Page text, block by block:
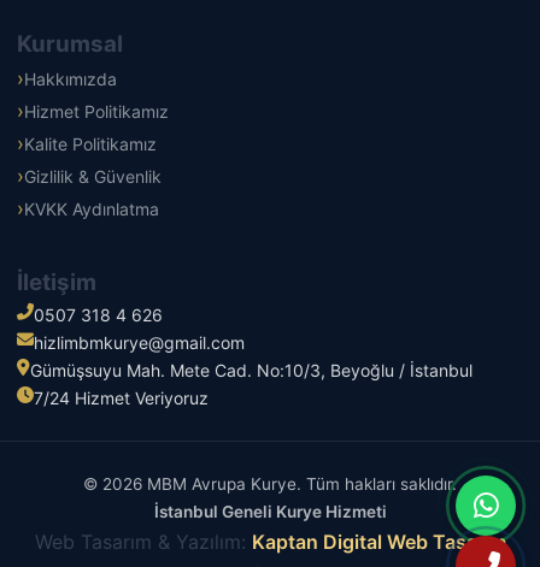
Kurumsal
Hakkımızda
Hizmet Politikamız
Kalite Politikamız
Gizlilik & Güvenlik
KVKK Aydınlatma
İletişim
0507 318 4 626
hizlimbmkurye@gmail.com
Gümüşsuyu Mah. Mete Cad. No:10/3, Beyoğlu / İstanbul
7/24 Hizmet Veriyoruz
© 2026 MBM Avrupa Kurye. Tüm hakları saklıdır.
İstanbul Geneli Kurye Hizmeti
Web Tasarım & Yazılım: Kaptan Digital Web Tasarım